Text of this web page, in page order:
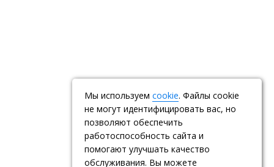
Мы используем cookie. Файлы cookie
не могут идентифицировать вас, но
позволяют обеспечить
работоспособность сайта и
помогают улучшать качество
обслуживания. Вы можете